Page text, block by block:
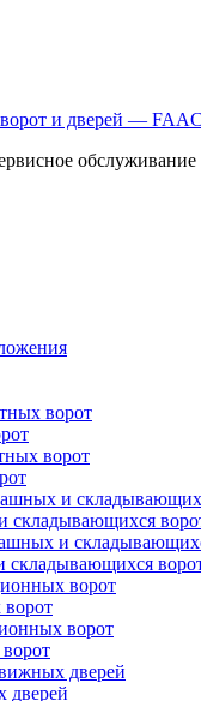
и дверей — FAAC
обслуживание
ворот
ворот
и
и
складывающихся
ворот
ворот
дверей
дверей